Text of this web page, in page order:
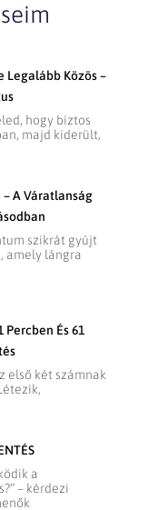
Legalább Közös –
hogy biztos
majd kiderült,
– A Váratlanság
szikrát gyújt
amely lángra
Percben És 61
első két számnak
a
– kérdezi